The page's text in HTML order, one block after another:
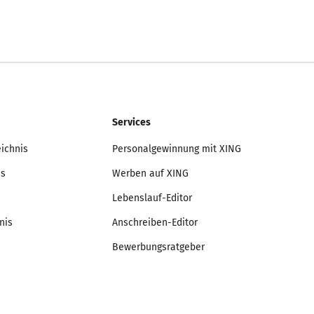
Services
Personalgewinnung mit XING
Werben auf XING
Lebenslauf-Editor
Anschreiben-Editor
Bewerbungsratgeber